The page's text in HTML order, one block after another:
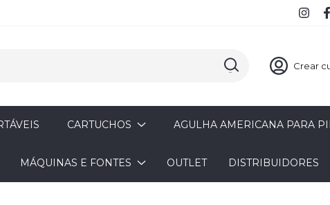
Crear
CARTUCHOS AGULHA AMERICANA PARA
MÁQUINAS E FONTES OUTLET DISTRIBUIDORES